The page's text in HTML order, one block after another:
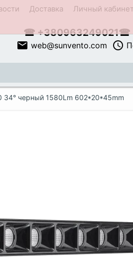
Доставка Личный кабинет
☎ +380963249021☎
email web@sunvento.com access_time
34° черный 1580Lm 602*20*45mm